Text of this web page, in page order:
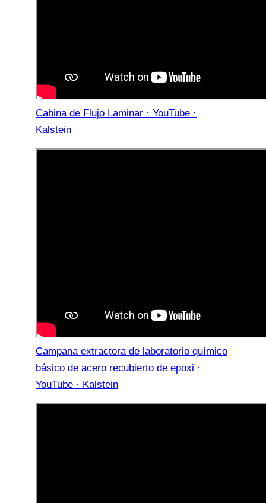
Cabina de Flujo Laminar · YouTube ·
Kalstein
Campana extractora de laboratorio químico
básico de acero recubierto de epoxi ·
YouTube · Kalstein